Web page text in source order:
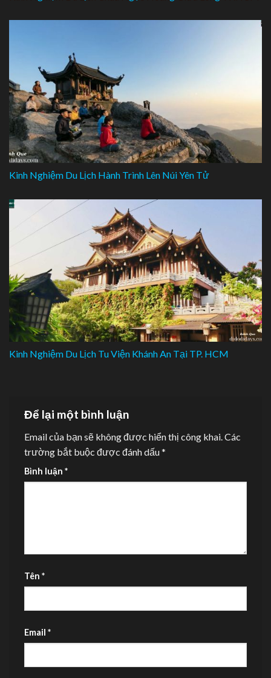
Kinh Nghiệm Du Lịch Hành Trình Lên Núi Yên Tử
Kinh Nghiệm Du Lịch Tu Viện Khánh An Tại TP. HCM
Để lại một bình luận
Email của bạn sẽ không được hiển thị công khai.Các
trường bắt buộc được đánh dấu*
Bình luận *
Tên *
Email *